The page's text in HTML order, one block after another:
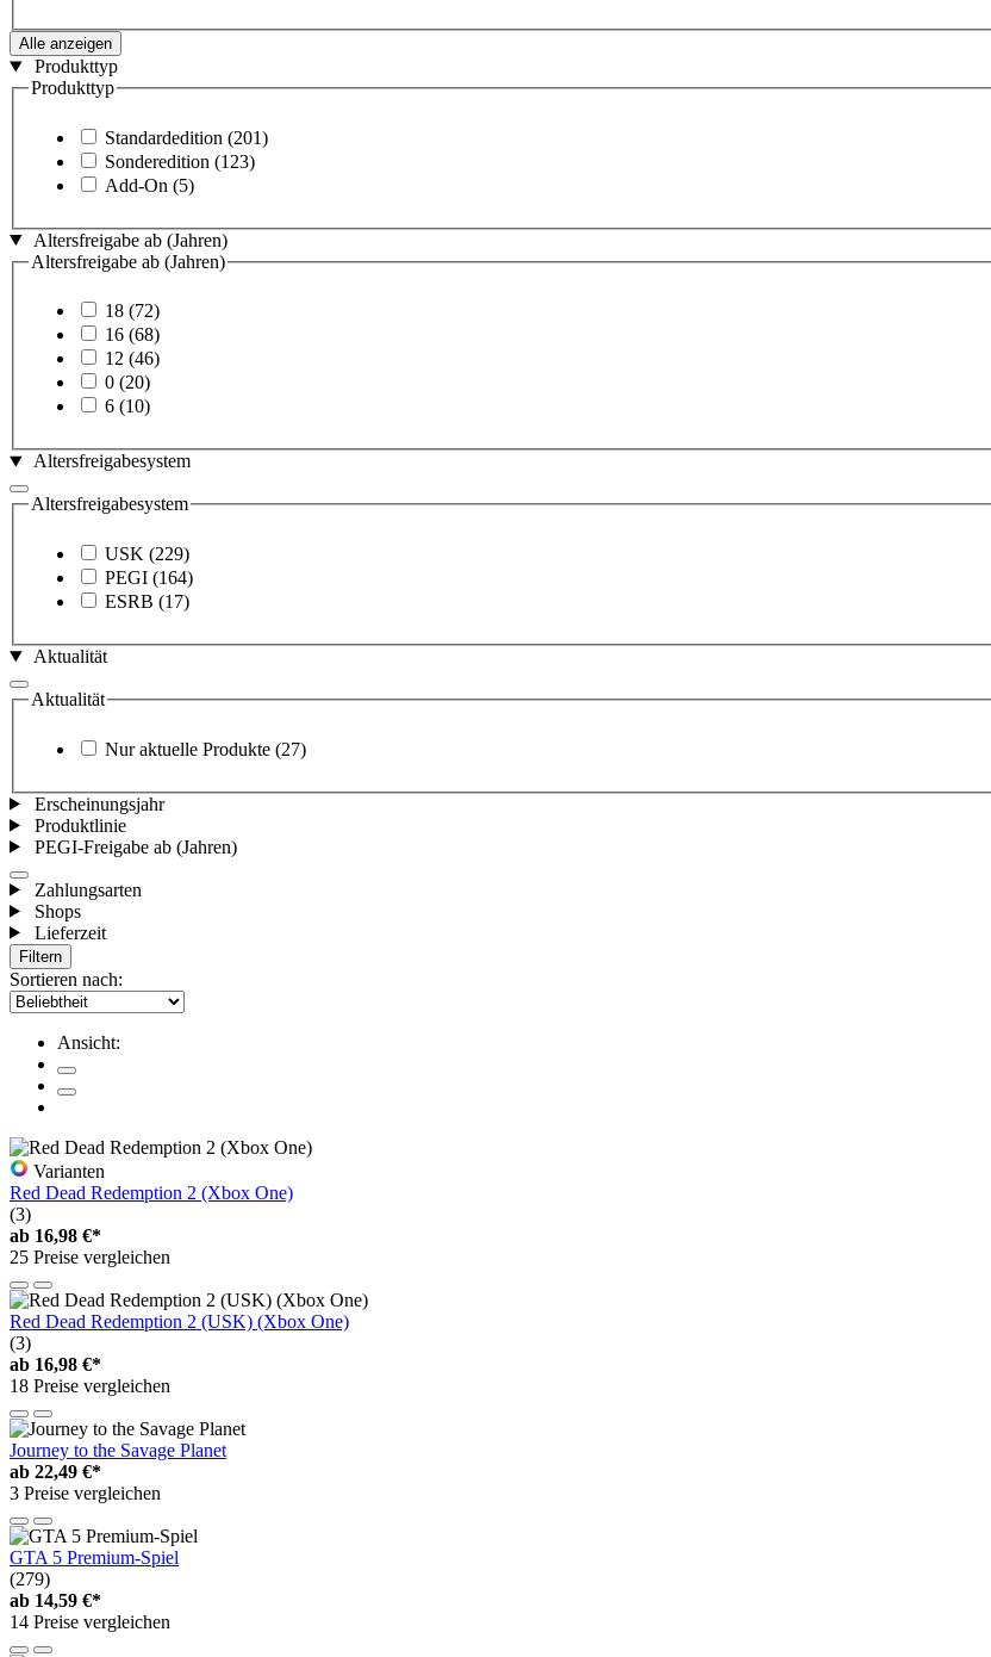
Alle anzeigen
Produkttyp
Produkttyp
Standardedition (201)
Sonderedition (123)
Add-On (5)
Altersfreigabe ab (Jahren)
Altersfreigabe ab (Jahren)
18 (72)
16 (68)
12 (46)
0 (20)
6 (10)
Altersfreigabesystem
Altersfreigabesystem
USK (229)
PEGI (164)
ESRB (17)
Aktualität
Aktualität
Nur aktuelle Produkte (27)
Erscheinungsjahr
Produktlinie
PEGI-Freigabe ab (Jahren)
Zahlungsarten
Shops
Lieferzeit
Filtern
Sortieren nach:
Ansicht:
Varianten
Red Dead Redemption 2 (Xbox One)
(3)
ab 16,98 €*
25 Preise vergleichen
Red Dead Redemption 2 (USK) (Xbox One)
(3)
ab 16,98 €*
18 Preise vergleichen
Journey to the Savage Planet
ab 22,49 €*
3 Preise vergleichen
GTA 5 Premium-Spiel
(279)
ab 14,59 €*
14 Preise vergleichen